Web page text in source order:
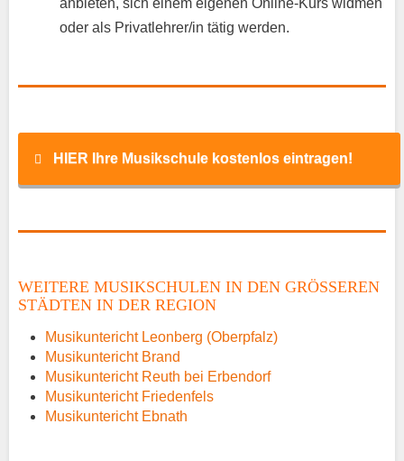
oder als Privatlehrer/in tätig werden.
HIER Ihre Musikschule kostenlos eintragen!
WEITERE MUSIKSCHULEN IN DEN GRÖSSEREN S
TÄDTEN IN DER REGION
Musikuntericht Leonberg (Oberpfalz)
Musikuntericht Brand
Musikuntericht Reuth bei Erbendorf
Musikuntericht Friedenfels
Musikuntericht Ebnath